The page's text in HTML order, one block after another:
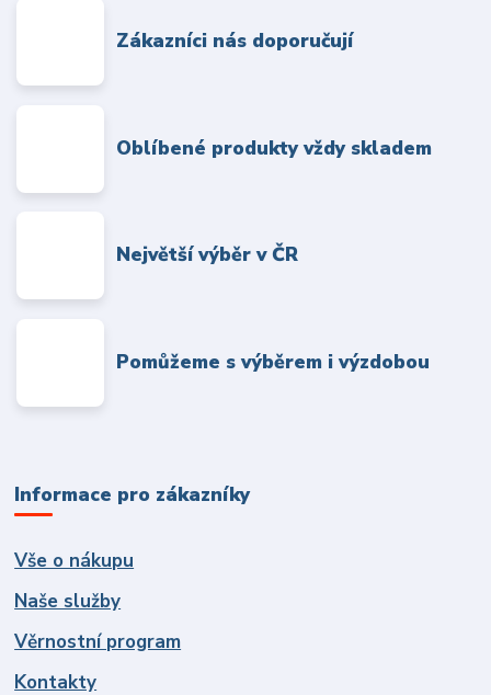
Zákazníci nás doporučují
Oblíbené produkty vždy skladem
Největší výběr v ČR
Pomůžeme s výběrem i výzdobou
Informace pro zákazníky
Vše o nákupu
Naše služby
Věrnostní program
Kontakty